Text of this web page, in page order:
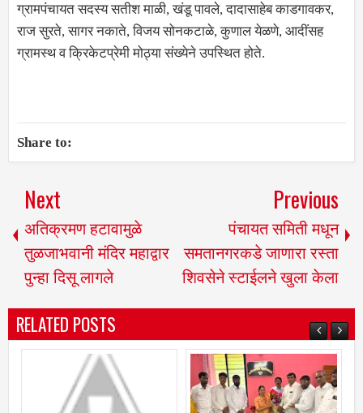
ग्रामपंचायत सदस्य सतीश माळी, खंडू पावले, दादासाहेब काडगावकर,
राज सुरते, सागर नकाते, विजय सोनकटाळे, कुणाल येळणे, आदींसह
ग्रामस्थ व क्रिकेटप्रेमी मोठ्या संख्येने उपस्थित होते.
Share to:
Next
अतिक्रमण हटावामुळे
तुळजाभवानी मंदिर महाद्वार
पुन्हा दिसू लागले
Previous
पंचायत समिती मधून
समतानगरकडे जाणारा रस्ता
शिवसेने स्टाईलने खुला केला
RELATED POSTS